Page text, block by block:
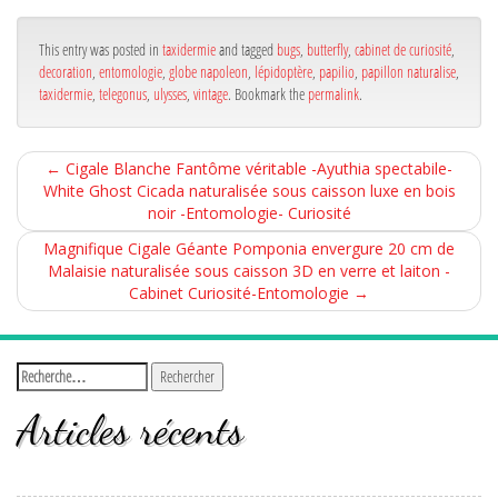
ok r
This entry was posted in taxidermieand tagged bugs butterfly, cabinet de curiosité
decoration entomologie globe napoleon lépidoptère papilio papillon naturalise
taxidermie telegonus ulysses vintage. Bookmark the permalink.
← Cigale Blanche Fantôme véritable -Ayuthia spectabile-
White Ghost Cicada naturalisée sous caisson luxe en bois
noir -Entomologie- Curiosité
Magnifique Cigale Géante Pomponia envergure 20 cm de
Malaisie naturalisée sous caisson 3D en verre et laiton -
Cabinet Curiosité-Entomologie →
Articles récents